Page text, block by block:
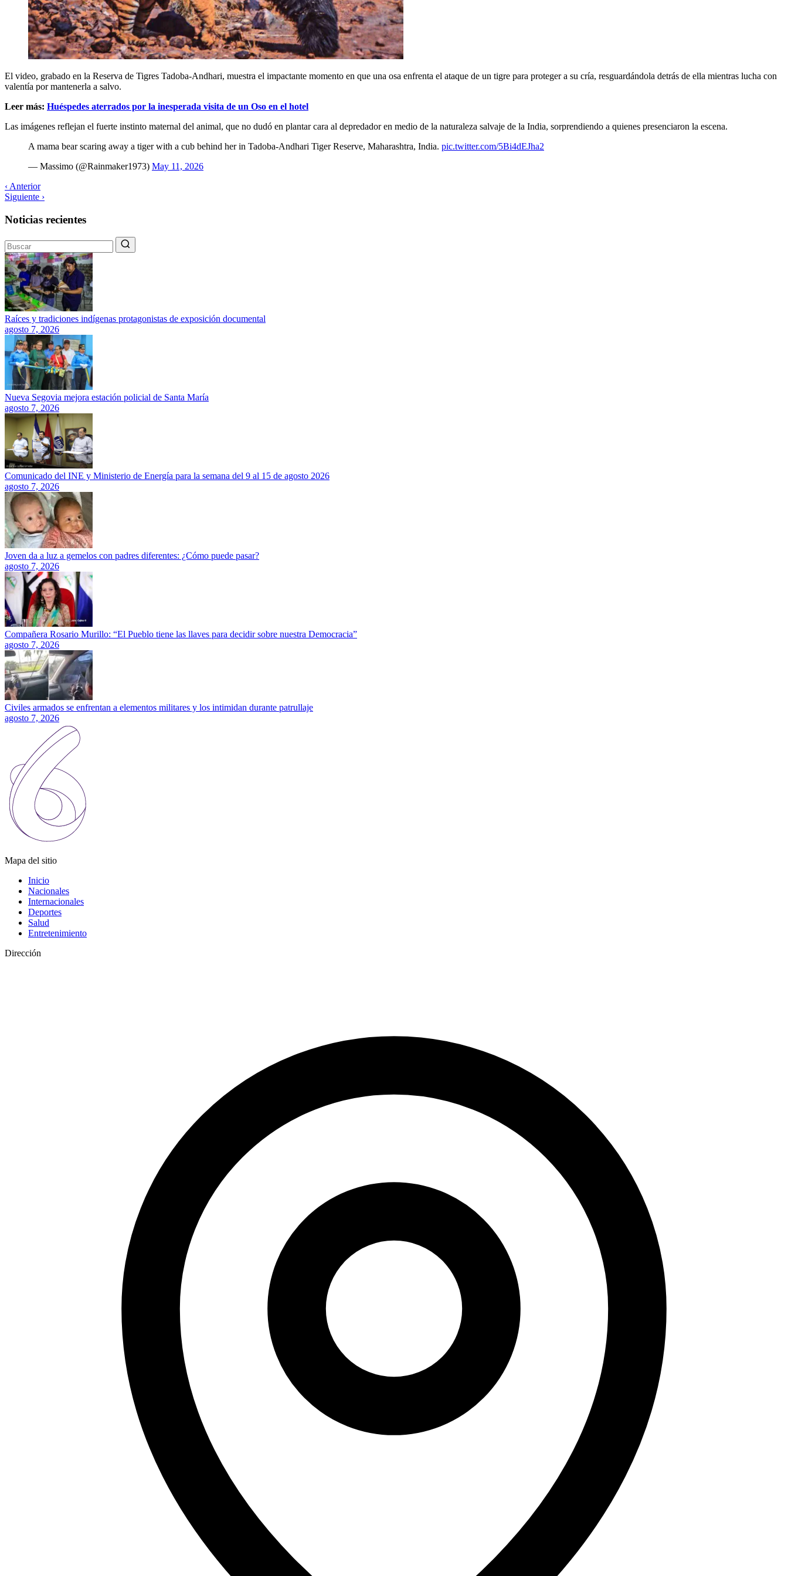
El video, grabado en la Reserva de Tigres Tadoba-Andhari, muestra el impactante momento en que una osa enfrenta el ataque de un tigre para proteger a su cría, resguardándola detrás de ella mientras lucha con
valentía por mantenerla a salvo.
Leer más: Huéspedes aterrados por la inesperada visita de un Oso en el hotel
Las imágenes reflejan el fuerte instinto maternal del animal, que no dudó en plantar cara al depredador en medio de la naturaleza salvaje de la India, sorprendiendo a quienes presenciaron la escena.
A mama bear scaring away a tiger with a cub behind her in Tadoba-Andhari Tiger Reserve, Maharashtra, India. pic.twitter.com/5Bi4dEJha2
— Massimo (@Rainmaker1973) May 11, 2026
‹ Anterior
Siguiente ›
Noticias recientes
Raíces y tradiciones indígenas protagonistas de exposición documental
agosto 7, 2026
Nueva Segovia mejora estación policial de Santa María
agosto 7, 2026
Comunicado del INE y Ministerio de Energía para la semana del 9 al 15 de agosto 2026
agosto 7, 2026
Joven da a luz a gemelos con padres diferentes: ¿Cómo puede pasar?
agosto 7, 2026
Compañera Rosario Murillo: “El Pueblo tiene las llaves para decidir sobre nuestra Democracia”
agosto 7, 2026
Civiles armados se enfrentan a elementos militares y los intimidan durante patrullaje
agosto 7, 2026
Mapa del sitio
Inicio
Nacionales
Internacionales
Deportes
Salud
Entretenimiento
Dirección